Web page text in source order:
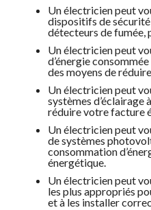
Un électricien peut
dispositifs de
détecteurs de fumée,
Un électricien peut
d’énergie
des moyens de
Un électricien peut
systèmes d’éclairage
réduire votre facture
Un électricien peut
de systèmes
consommation
énergétique.
Un électricien peut
les plus appropriés
et à les installer